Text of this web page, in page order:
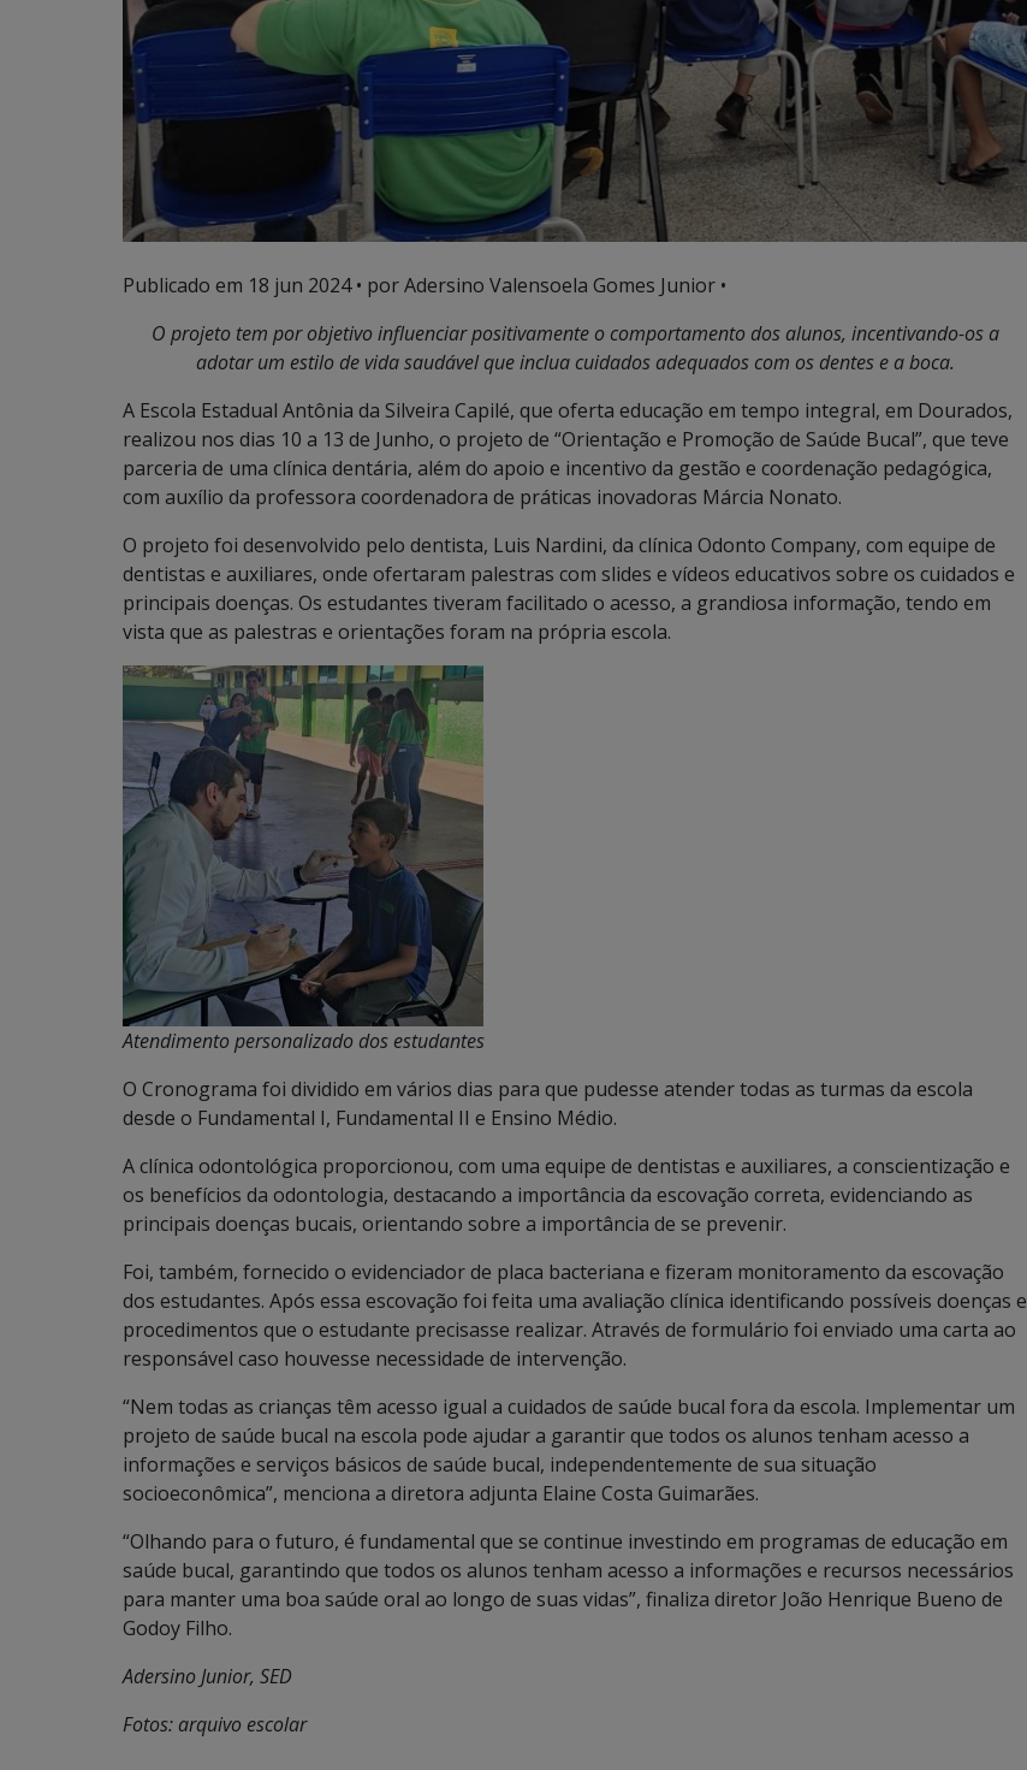
Publicado em 18 jun 2024• por Adersino Valensoela Gomes Junior •
O projeto tem por objetivo influenciar positivamente o comportamento dos alunos, incentivando-os a
adotar um estilo de vida saudável que inclua cuidados adequados com os dentes e a boca.
A Escola Estadual Antônia da Silveira Capilé, que oferta educação em tempo integral, em Dourados,
realizou nos dias 10 a 13 de Junho, o projeto de “Orientação e Promoção de Saúde Bucal”, que teve
parceria de uma clínica dentária, além do apoio e incentivo da gestão e coordenação pedagógica,
com auxílio da professora coordenadora de práticas inovadoras Márcia Nonato.
O projeto foi desenvolvido pelo dentista, Luis Nardini, da clínica Odonto Company, com equipe de
dentistas e auxiliares, onde ofertaram palestras com slides e vídeos educativos sobre os cuidados e
principais doenças. Os estudantes tiveram facilitado o acesso, a grandiosa informação, tendo em
vista que as palestras e orientações foram na própria escola.
Atendimento personalizado dos estudantes
O Cronograma foi dividido em vários dias para que pudesse atender todas as turmas da escola
desde o Fundamental I, Fundamental II e Ensino Médio.
A clínica odontológica proporcionou, com uma equipe de dentistas e auxiliares, a conscientização e
os benefícios da odontologia, destacando a importância da escovação correta, evidenciando as
principais doenças bucais, orientando sobre a importância de se prevenir.
Foi, também, fornecido o evidenciador de placa bacteriana e fizeram monitoramento da escovação
dos estudantes. Após essa escovação foi feita uma avaliação clínica identificando possíveis doenças e
procedimentos que o estudante precisasse realizar. Através de formulário foi enviado uma carta ao
responsável caso houvesse necessidade de intervenção.
“Nem todas as crianças têm acesso igual a cuidados de saúde bucal fora da escola. Implementar um
projeto de saúde bucal na escola pode ajudar a garantir que todos os alunos tenham acesso a
informações e serviços básicos de saúde bucal, independentemente de sua situação
socioeconômica”, menciona a diretora adjunta Elaine Costa Guimarães.
“Olhando para o futuro, é fundamental que se continue investindo em programas de educação em
saúde bucal, garantindo que todos os alunos tenham acesso a informações e recursos necessários
para manter uma boa saúde oral ao longo de suas vidas”, finaliza diretor João Henrique Bueno de
Godoy Filho.
Adersino Junior, SED
Fotos: arquivo escolar